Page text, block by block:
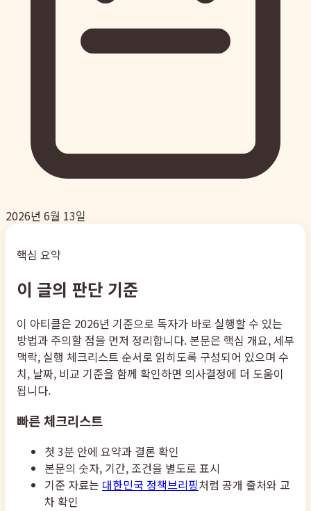
2026년 6월 13일
핵심 요약
이 글의 판단 기준
이 아티클은 2026년 기준으로 독자가 바로 실행할 수 있는
방법과 주의할 점을 먼저 정리합니다. 본문은 핵심 개요, 세부
맥락, 실행 체크리스트 순서로 읽히도록 구성되어 있으며 수
치, 날짜, 비교 기준을 함께 확인하면 의사결정에 더 도움이
됩니다.
빠른 체크리스트
첫 3분 안에 요약과 결론 확인
본문의 숫자, 기간, 조건을 별도로 표시
기준 자료는 대한민국 정책브리핑처럼 공개 출처와 교
차 확인